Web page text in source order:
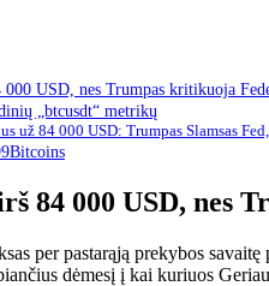
000 USD, nes Trumpas kritikuoja
„btcusdt“ metrikų
už 84 000 USD: Trumpas Slamsas
84 000 USD, nes
per pastarąją prekybos
dėmesį į kai kuriuos